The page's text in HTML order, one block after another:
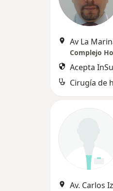
Av La
Acepta
Cirugía de
Av. Carlos